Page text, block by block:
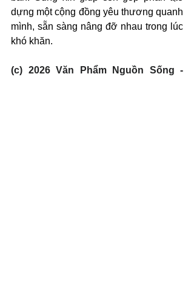
dựng một cộng đồng yêu thương quanh
mình, sẵn sàng nâng đỡ nhau trong lúc
khó khăn.
(c) 2026 Văn Phẩm Nguồn Sống -